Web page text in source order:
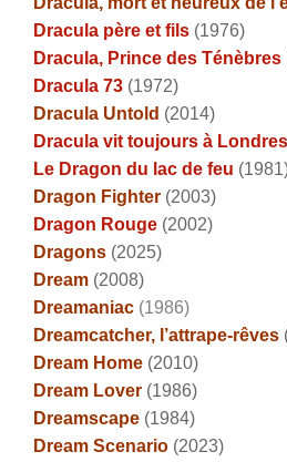
Dracula père et fils (1976)
Dracula, Prince des Ténèbres
Dracula 73 (1972)
Dracula Untold (2014)
Dracula vit toujours à Londres
Le Dragon du lac de feu
Dragon Fighter (2003)
Dragon Rouge (2002)
Dragons (2025)
Dream (2008)
Dreamaniac (1986)
Dreamcatcher, l’attrape-rêves
Dream Home (2010)
Dream Lover (1986)
Dreamscape (1984)
Dream Scenario (2023)